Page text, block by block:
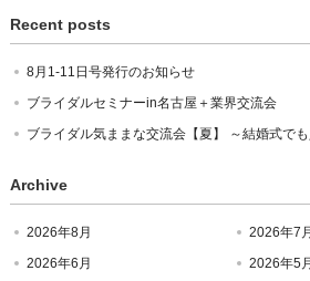
Recent posts
8月1-11日号発行のお知らせ
ブライダルセミナーin名古屋＋業界交流会
ブライダル気ままな交流会【夏】 ～結婚式で
Archive
2026年8月
2026年7月
2026年6月
2026年5月